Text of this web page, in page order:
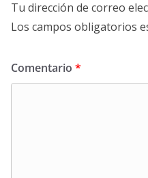
Tu dirección de correo
Los campos obligatorios
Comentario *